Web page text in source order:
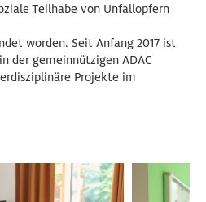
Teilhabe von Unfallopfern
worden. Seit Anfang 2017 ist
der gemeinnützigen ADAC
Projekte im